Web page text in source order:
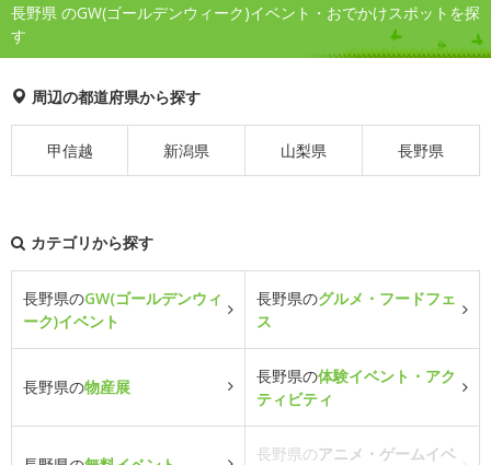
長野県 のGW(ゴールデンウィーク)イベント・おでかけスポットを探
す
周辺の都道府県から探す
甲信越 新潟県 山梨県 長野県
カテゴリから探す
長野県のGW(ゴールデンウィ
ーク)イベント
長野県のグルメ・フードフェ
ス
長野県の物産展
長野県の体験イベント・アク
ティビティ
長野県のアニメ・ゲームイベ